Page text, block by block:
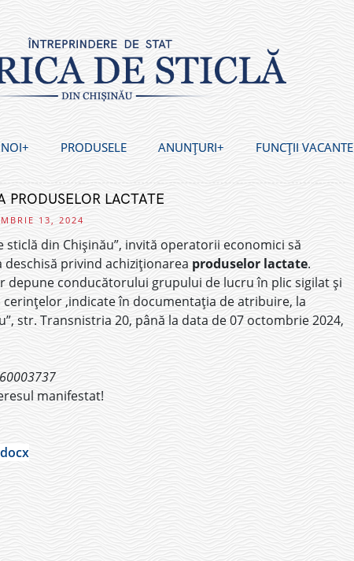
PRODUSELE ANUNȚURI FUNCȚII VACANTE
PRODUSELOR LACTATE
13, 2024
sticlă din Chișinău”, invită operatorii economici să
privind achiziționarea produselor lactate.
depune conducătorului grupului de lucru în plic sigilat și
,indicate în documentația de atribuire, la
str. Transnistria 20, până la data de 07 octombrie 2024,
manifestat!